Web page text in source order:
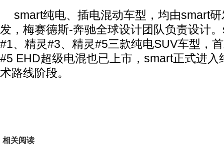
smart纯电、插电混动车型，均由smart
发，梅赛德斯-奔驰全球设计团队负责设计
#1、精灵#3、精灵#5三款纯电SUV车型，
#5 EHD超级电混也已上市，smart正式进入
术路线阶段。
相关阅读